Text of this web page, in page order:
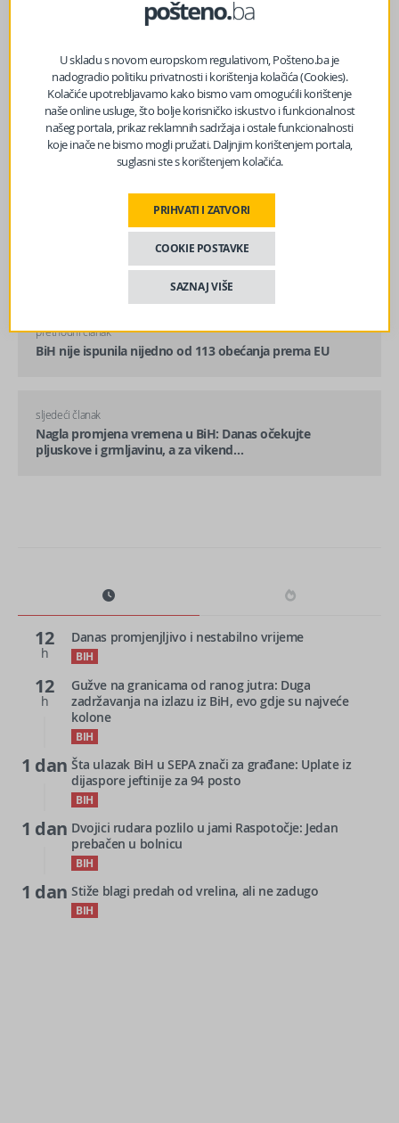
prethodni članak
BiH nije ispunila nijedno od 113 obećanja prema EU
sljedeći članak
Nagla promjena vremena u BiH: Danas očekujte
pljuskove i grmljavinu, a za vikend…
12
h
Danas promjenjljivo i nestabilno vrijeme
BIH
12
h
Gužve na granicama od ranog jutra: Duga
zadržavanja na izlazu iz BiH, evo gdje su najveće
kolone
BIH
1 dan Šta ulazak BiH u SEPA znači za građane: Uplate iz
dijaspore jeftinije za 94 posto
BIH
1 dan Dvojici rudara pozlilo u jami Raspotočje: Jedan
prebačen u bolnicu
BIH
1 dan Stiže blagi predah od vrelina, ali ne zadugo
BIH
U skladu s novom europskom regulativom, Pošteno.ba je
nadogradio politiku privatnosti i korištenja kolačića (Cookies).
Kolačiće upotrebljavamo kako bismo vam omogućili korištenje
naše online usluge, što bolje korisničko iskustvo i funkcionalnost
našeg portala, prikaz reklamnih sadržaja i ostale funkcionalnosti
koje inače ne bismo mogli pružati. Daljnjim korištenjem portala,
suglasni ste s korištenjem kolačića.
PRIHVATI I ZATVORI
COOKIE POSTAVKE
SAZNAJ VIŠE